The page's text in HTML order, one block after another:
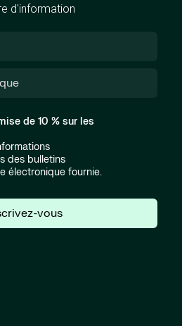
d'information
de 10 % sur les
des bulletins
électronique fournie.
vous